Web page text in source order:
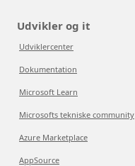
Udvikler og it
Udviklercenter
Dokumentation
Microsoft Learn
Microsofts tekniske community
Azure Marketplace
AppSource